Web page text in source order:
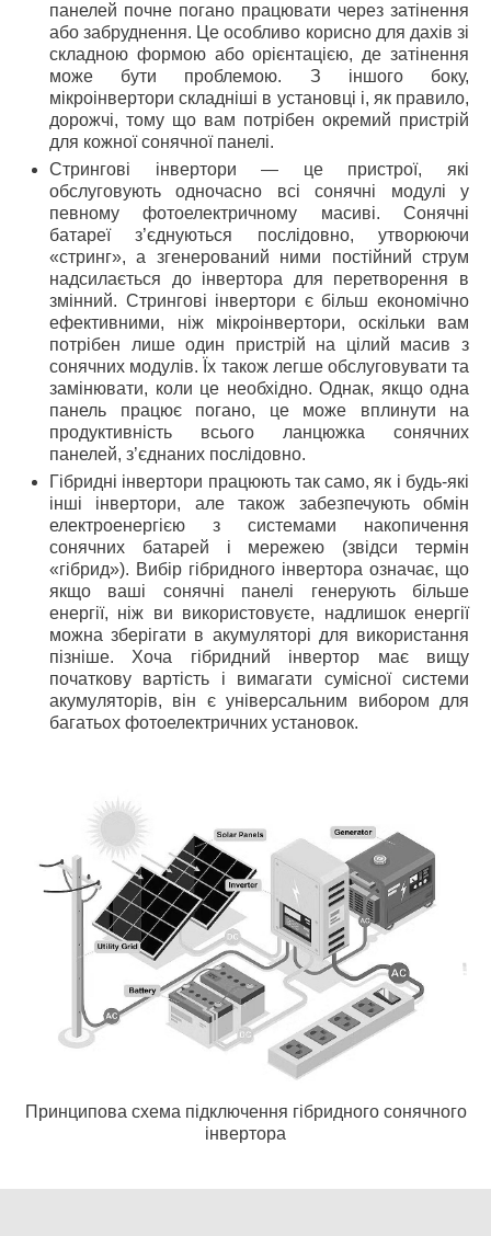
панелей почне погано працювати через затінення
або забруднення. Це особливо корисно для дахів зі
складною формою або орієнтацією, де затінення
може бути проблемою. З іншого боку,
мікроінвертори складніші в установці і, як правило,
дорожчі, тому що вам потрібен окремий пристрій
для кожної сонячної панелі.
Стрингові інвертори — це пристрої, які
обслуговують одночасно всі сонячні модулі у
певному фотоелектричному масиві. Сонячні
батареї з’єднуються послідовно, утворюючи
«стринг», а згенерований ними постійний струм
надсилається до інвертора для перетворення в
змінний. Стрингові інвертори є більш економічно
ефективними, ніж мікроінвертори, оскільки вам
потрібен лише один пристрій на цілий масив з
сонячних модулів. Їх також легше обслуговувати та
замінювати, коли це необхідно. Однак, якщо одна
панель працює погано, це може вплинути на
продуктивність всього ланцюжка сонячних
панелей, з’єднаних послідовно.
Гібридні інвертори працюють так само, як і будь-які
інші інвертори, але також забезпечують обмін
електроенергією з системами накопичення
сонячних батарей і мережею (звідси термін
«гібрид»). Вибір гібридного інвертора означає, що
якщо ваші сонячні панелі генерують більше
енергії, ніж ви використовуєте, надлишок енергії
можна зберігати в акумуляторі для використання
пізніше. Хоча гібридний інвертор має вищу
початкову вартість і вимагати сумісної системи
акумуляторів, він є універсальним вибором для
багатьох фотоелектричних установок.
Принципова схема підключення гібридного сонячного
інвертора